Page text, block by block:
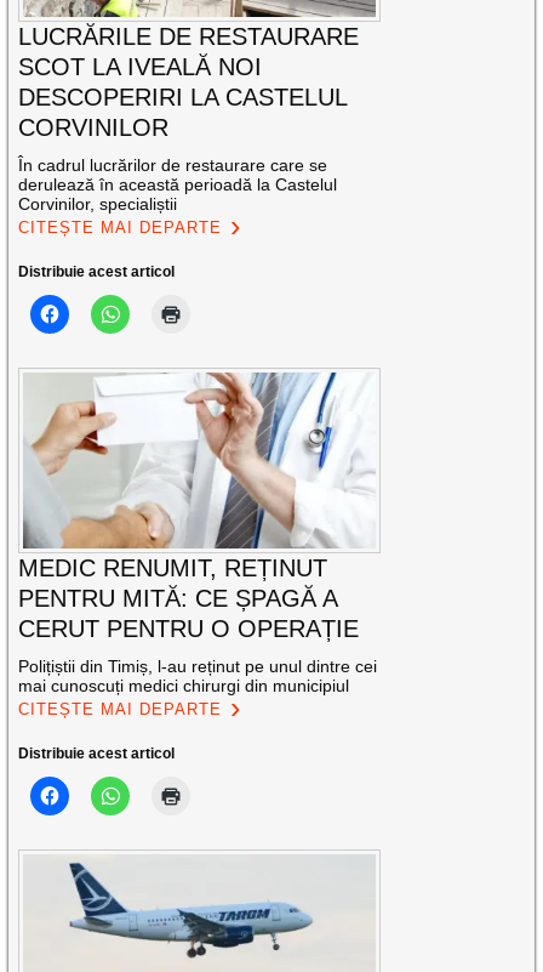
LUCRĂRILE DE RESTAURARE
SCOT LA IVEALĂ NOI
DESCOPERIRI LA CASTELUL
CORVINILOR
În cadrul lucrărilor de restaurare care se
derulează în această perioadă la Castelul
Corvinilor, specialiștii
CITEȘTE MAI DEPARTE
Distribuie acest articol
MEDIC RENUMIT, REȚINUT
PENTRU MITĂ: CE ȘPAGĂ A
CERUT PENTRU O OPERAȚIE
Polițiștii din Timiș, l-au reținut pe unul dintre cei
mai cunoscuți medici chirurgi din municipiul
CITEȘTE MAI DEPARTE
Distribuie acest articol